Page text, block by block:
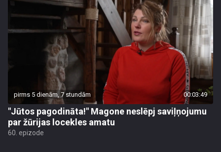
pirms 5 dienām, 7 stundām 00:03:49
"Jūtos pagodināta!" Magone neslēpj saviļņojumu
par žūrijas locekles amatu
60. epizode